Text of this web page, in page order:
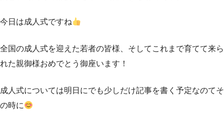
今日は成人式ですね
全国の成人式を迎えた若者の皆様、そしてこれまで育てて来ら
れた親御様おめでとう御座います！
成人式については明日にでも少しだけ記事を書く予定なのてそ
の時に